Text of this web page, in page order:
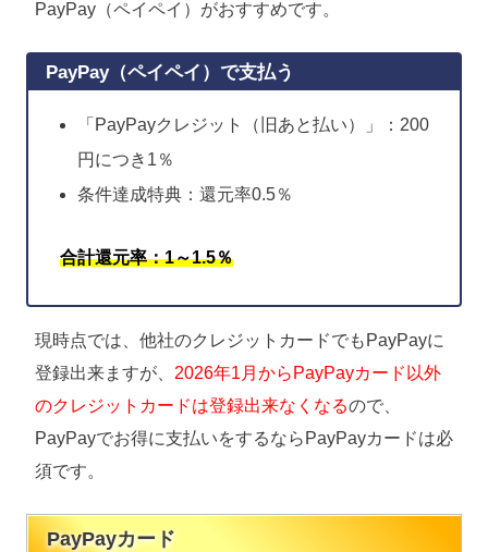
PayPay（ペイペイ）がおすすめです。
PayPay（ペイペイ）で支払う
「PayPayクレジット（旧あと払い）」：200
円につき1％
条件達成特典：還元率0.5％
合計還元率：1～1.5％
現時点では、他社のクレジットカードでもPayPayに
登録出来ますが、 2026年1月からPayPayカード以外
のクレジットカードは登録出来なくなるので、
PayPayでお得に支払いをするならPayPayカードは必
須です。
PayPayカード